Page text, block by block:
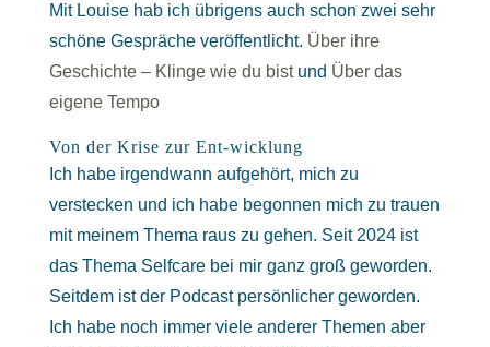
Mit Louise hab ich übrigens auch schon zwei sehr
schöne Gespräche veröffentlicht. Über ihre
Geschichte – Klinge wie du bistund Über das
eigene Tempo
Von der Krise zur Ent-wicklung
Ich habe irgendwann aufgehört, mich zu
verstecken und ich habe begonnen mich zu trauen
mit meinem Thema raus zu gehen. Seit 2024 ist
das Thema Selfcare bei mir ganz groß geworden.
Seitdem ist der Podcast persönlicher geworden.
Ich habe noch immer viele anderer Themen aber